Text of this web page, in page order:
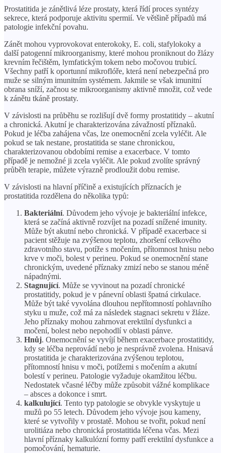
Prostatitida je zánětlivá léze prostaty, která řídí proces syntézy
sekrece, která podporuje aktivitu spermií. Ve většině případů má
patologie infekční povahu.
Zánět mohou vyprovokovat enterokoky, E. coli, stafylokoky a
další patogenní mikroorganismy, které mohou proniknout do žlázy
krevním řečištěm, lymfatickým tokem nebo močovou trubicí.
Všechny patří k oportunní mikroflóře, která není nebezpečná pro
muže se silným imunitním systémem. Jakmile se však imunitní
obrana sníží, začnou se mikroorganismy aktivně množit, což vede
k zánětu tkáně prostaty.
V závislosti na průběhu se rozlišují dvě formy prostatitidy – akutní
a chronická. Akutní je charakterizována závažností příznaků.
Pokud je léčba zahájena včas, lze onemocnění zcela vyléčit. Ale
pokud se tak nestane, prostatitida se stane chronickou,
charakterizovanou obdobími remise a exacerbace. V tomto
případě je nemožné ji zcela vyléčit. Ale pokud zvolíte správný
průběh terapie, můžete výrazně prodloužit dobu remise.
V závislosti na hlavní příčině a existujících příznacích je
prostatitida rozdělena do několika typů:
Bakteriální. Důvodem jeho vývoje je bakteriální infekce,
která se začíná aktivně rozvíjet na pozadí snížené imunity.
Může být akutní nebo chronická. V případě exacerbace si
pacient stěžuje na zvýšenou teplotu, zhoršení celkového
zdravotního stavu, potíže s močením, přítomnost hnisu nebo
krve v moči, bolest v perineu. Pokud se onemocnění stane
chronickým, uvedené příznaky zmizí nebo se stanou méně
nápadnými.
Stagnující. Může se vyvinout na pozadí chronické
prostatitidy, pokud je v pánevní oblasti špatná cirkulace.
Může být také vyvolána dlouhou nepřítomností pohlavního
styku u muže, což má za následek stagnaci sekretu v žláze.
Jeho příznaky mohou zahrnovat erektilní dysfunkci a
močení, bolest nebo nepohodlí v oblasti pánve.
Hnůj. Onemocnění se vyvíjí během exacerbace prostatitidy,
kdy se léčba neprovádí nebo je nesprávně zvolena. Hnisavá
prostatitida je charakterizována zvýšenou teplotou,
přítomností hnisu v moči, potížemi s močením a akutní
bolestí v perineu. Patologie vyžaduje okamžitou léčbu.
Nedostatek včasné léčby může způsobit vážné komplikace
– absces a dokonce i smrt.
kalkulující. Tento typ patologie se obvykle vyskytuje u
mužů po 55 letech. Důvodem jeho vývoje jsou kameny,
které se vytvořily v prostatě. Mohou se tvořit, pokud není
urolitiáza nebo chronická prostatitida léčena včas. Mezi
hlavní příznaky kalkulózní formy patří erektilní dysfunkce a
pomočování, hematurie.